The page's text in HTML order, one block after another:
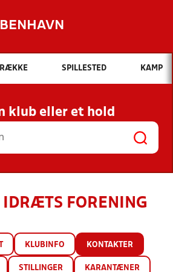
Hvad vil du søge efter?
INDHOLD OG NYHEDER
KLUBBER OG
HOLD
RÆKKE SPILLESTED KAMP
klub eller et hold
FORENING
KLUBINFO KONTAKTER
STILLINGER KARANTÆNER